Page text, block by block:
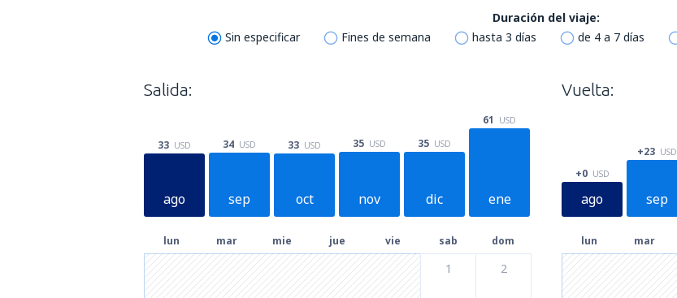
Duración del viaje:
Sin especificar
Fines de semana hasta 3 días de 4 a 7 días
Salida:
ago
33 USD
sep
34 USD
oct
33 USD
nov
35 USD
dic
35 USD
ene
61 USD
lun mar mie jue vie sab dom
1 2
Vuelta:
ago
+0 USD
sep
+23 USD
lun mar